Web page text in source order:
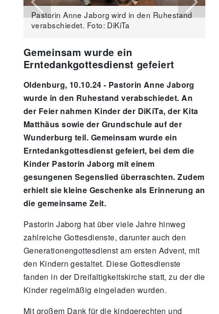
Pastorin Anne Jaborg wird in den Ruhestand
verabschiedet. Foto: DiKiTa
Gemeinsam wurde ein
Erntedankgottesdienst gefeiert
Oldenburg, 10.10.24 - Pastorin Anne Jaborg
wurde in den Ruhestand verabschiedet. An
der Feier nahmen Kinder der DiKiTa, der Kita
Matthäus sowie der Grundschule auf der
Wunderburg teil. Gemeinsam wurde ein
Erntedankgottesdienst gefeiert, bei dem die
Kinder Pastorin Jaborg mit einem
gesungenen Segenslied überraschten. Zudem
erhielt sie kleine Geschenke als Erinnerung an
die gemeinsame Zeit.
Pastorin Jaborg hat über viele Jahre hinweg
zahlreiche Gottesdienste, darunter auch den
Generationengottesdienst am ersten Advent, mit
den Kindern gestaltet. Diese Gottesdienste
fanden in der Dreifaltigkeitskirche statt, zu der die
Kinder regelmäßig eingeladen wurden.
Mit großem Dank für die kindgerechten und